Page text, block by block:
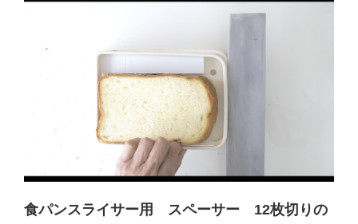
食パンスライサー用 スペーサー 12枚切りの